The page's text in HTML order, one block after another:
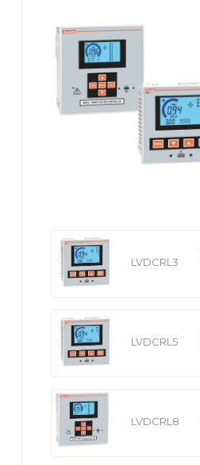
LVDCRL3
LVDCRL5
LVDCRL8